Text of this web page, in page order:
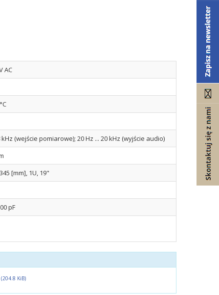
AC
kHz (wejście pomiarowe); 20 Hz ... 20 kHz (wyjście audio)
[mm], 1U, 19"
pF
(204.8 KiB)